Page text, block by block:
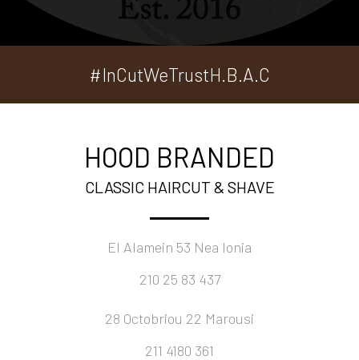
#InCutWeTrustH.B.A.C
HOOD BRANDED
CLASSIC HAIRCUT & SHAVE
El Alamein 53 Nea Ionia
210 25 83 437
28 Octobriou 22 Marousi
211 4180 361